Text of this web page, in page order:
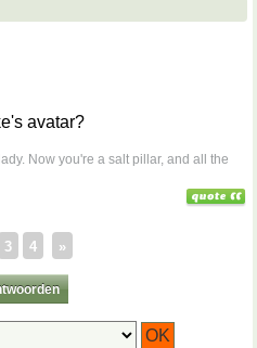
avatar?
Now you're a salt pillar, and all the
3 4 »